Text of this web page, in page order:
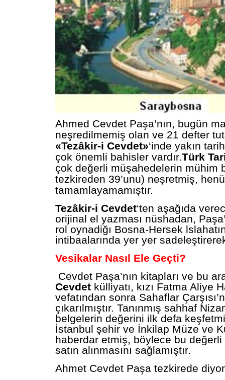
Ahmed Cevdet Paşa’nın, bugün
neşredilmemiş olan ve 21 defter
«Tezâkir-i Cevdet»‘inde yakın
çok önemli bahisler vardır.Türk
çok değerli müşahedelerin mühim
tezkireden 39’unu) neşretmiş,
tamamlayamamıştır.
Tezâkir-i Cevdet‘ten aşağıda
orijinal el yazması nüshadan,
rol oynadiğı Bosna-Hersek
intibaalarında yer yer sadeleştirerek
Vesikalar Nasıl Ele Geçti?
Cevdet Paşa’nın kitapları ve bu
Cevdet külliyatı, kızı Fatma Aliye
vefatından sonra Sahaflar
çıkarılmıştır. Tanınmış sahhaf
belgelerin değerini ilk defa
İstanbul şehir ve İnkilap Müze ve
haberdar etmiş, böylece bu
satın alınmasını sağlamıştır.
Ahmet Cevdet Paşa tezkirede